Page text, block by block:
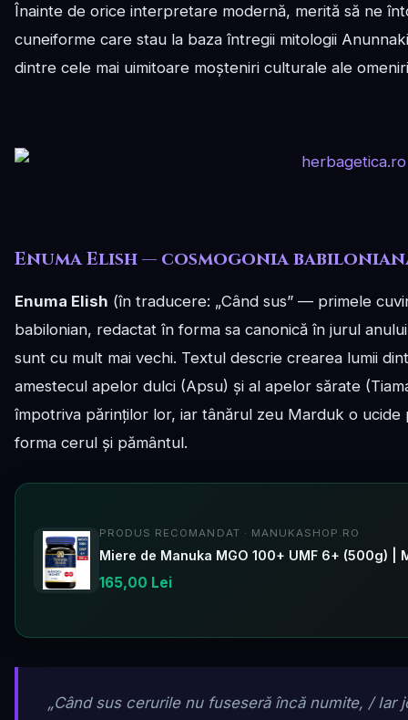
Înainte de orice interpretare modernă, merită să ne
cuneiforme care stau la baza întregii mitologii
dintre cele mai uimitoare moșteniri culturale ale
Enuma Elish — cosmogonia
Enuma Elish (în traducere: „Când sus” — primele
babilonian, redactat în forma sa canonică în jurul
sunt cu mult mai vechi. Textul descrie crearea lumii
amestecul apelor dulci (Apsu) și al apelor sărate
împotriva părinților lor, iar tânărul zeu Marduk o
forma cerul și pământul.
PRODUS RECOMANDAT · MANUKASHOP.RO
Miere de Manuka MGO 100+ UMF 6+ (500g) |
165,00 Lei
„Când sus cerurile nu fuseseră încă numite, / Iar